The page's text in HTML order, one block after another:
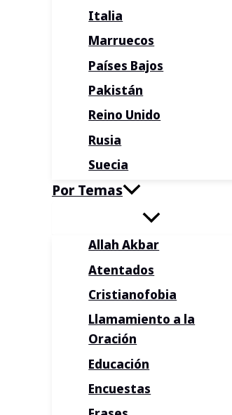
Italia
Marruecos
Países Bajos
Pakistán
Reino Unido
Rusia
Suecia
Por Temas
Allah Akbar
Atentados
Cristianofobia
Llamamiento a la
Oración
Educación
Encuestas